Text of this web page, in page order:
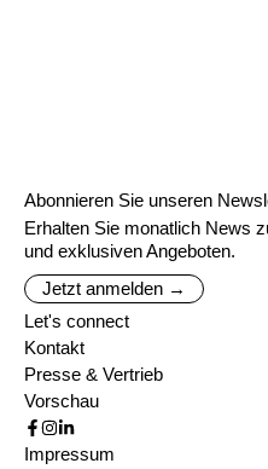
Abonnieren Sie unseren
Erhalten Sie monatlich News
und exklusiven Angeboten.
Jetzt anmelden →
Let's connect
Kontakt
Presse & Vertrieb
Vorschau
Impressum